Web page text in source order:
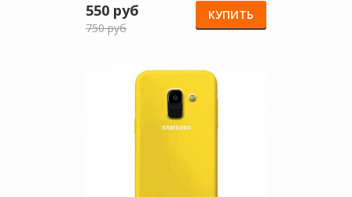
550 руб
750 руб
КУПИТЬ